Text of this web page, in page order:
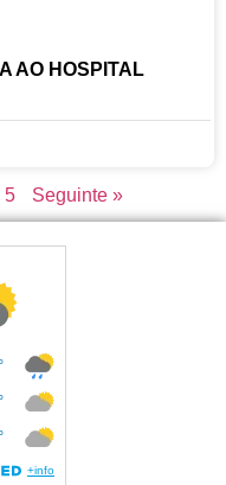
AO HOSPITAL
5 Seguinte »